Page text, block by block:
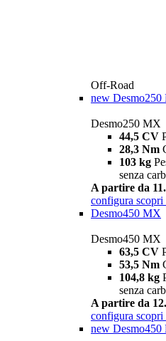
Off-Road
new Desmo250
Desmo250 MX
44,5 CV
28,3 Nm
103 kg
senza
A partire da
configura scopri
Desmo450 MX
Desmo450 MX
63,5 CV
53,5 Nm
104,8 kg
senza
A partire da
configura scopri
new Desmo450